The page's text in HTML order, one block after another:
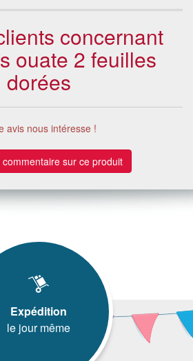
concernant
ouate 2 feuilles
dorées
avis nous intéresse !
commentaire sur ce produit
Expédition
le jour même